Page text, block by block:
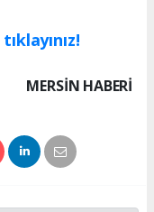
tıklayınız!
MERSIN HABERİ